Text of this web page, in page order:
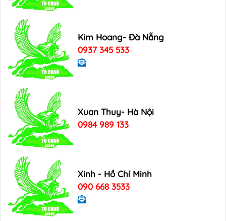
Kim Hoang- Đà Nẵng
0937 345 533
Xuan Thuy- Hà Nội
0984 989 133
Xinh - Hồ Chí Minh
090 668 3533